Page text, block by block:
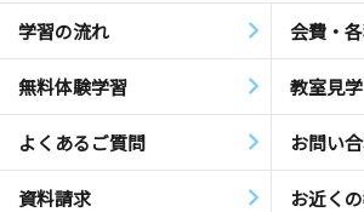
学習の流れ 会費・
無料体験学習 教室見学
よくあるご質問 お問い
資料請求 お近く